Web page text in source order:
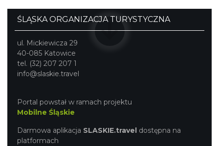
ŚLĄSKA ORGANIZACJA TURYSTYCZNA
ul. Mickiewicza 29
40-085 Katowice
tel. (32) 207 207 1
info@slaskie.travel
Portal powstał w ramach projektu
Mobilne Śląskie
Darmowa aplikacja SLASKIE.travel dostępna na
platformach